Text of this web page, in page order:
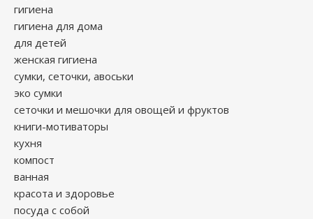
гигиена
гигиена для дома
для детей
женская гигиена
сумки, сеточки, авоськи
эко сумки
сеточки и мешочки для овощей и фруктов
книги-мотиваторы
кухня
компост
ванная
красота и здоровье
посуда с собой